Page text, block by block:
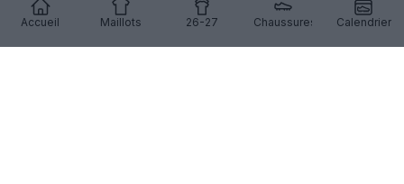
Accueil Maillots 26-27 Chaussures Calendrier